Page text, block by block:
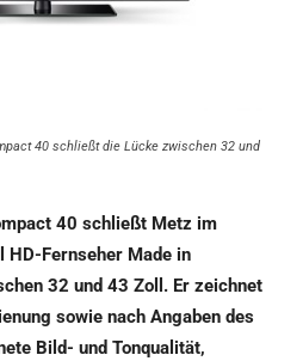
40 schließt die Lücke zwischen 32 und
40 schließt Metz im
HD-Fernseher Made in
32 und 43 Zoll. Er zeichnet
sowie nach Angaben des
Bild- und Tonqualität,